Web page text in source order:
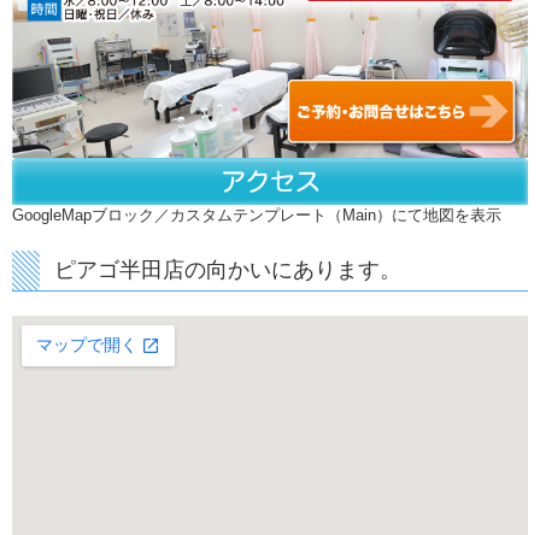
GoogleMapブロック／カスタムテンプレート（Main）にて地図を表示
ピアゴ半田店の向かいにあります。